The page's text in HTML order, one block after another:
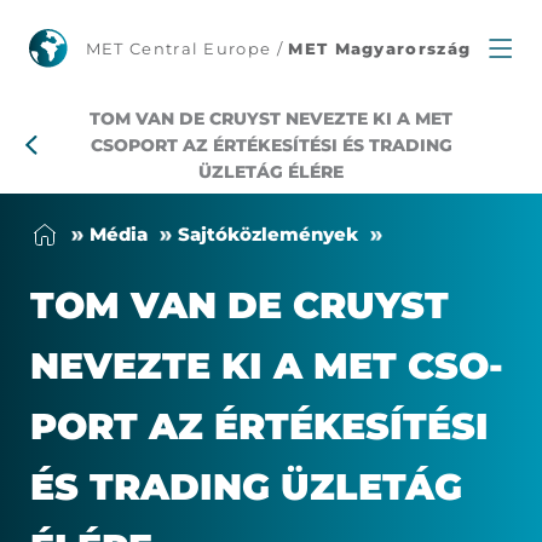
MET
és
élén
Tom
Van
de
MET Central Europe / MET Magyarország
TOM VAN DE CRUYST NEVEZTE KI A MET
CSOPORT AZ ÉRTÉKESÍTÉSI ÉS TRADING
ÜZLETÁG ÉLÉRE
Mé­dia Saj­tó­köz­le­mé­nyek
TOM VAN DE CRUYST
NE­VEZ­TE KI A MET CSO­
PORT AZ ÉR­TÉ­KE­SÍ­TÉ­SI
ÉS TRAD­ING ÜZ­LET­ÁG